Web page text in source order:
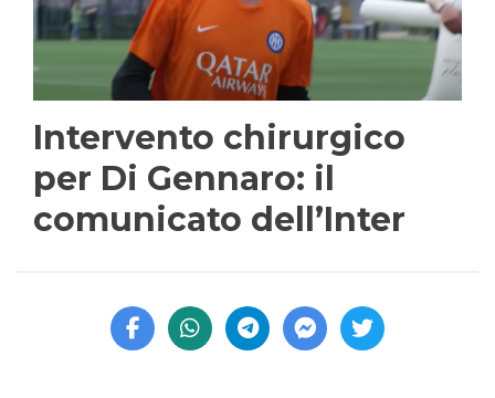
Intervento chirurgico
per Di Gennaro: il
comunicato dell’Inter